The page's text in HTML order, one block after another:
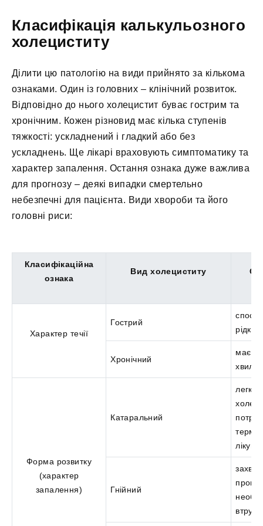
Класифікація калькульозного
холециститу
Ділити цю патологію на види прийнято за кількома
ознаками. Один із головних – клінічний розвиток.
Відповідно до нього холецистит буває гострим та
хронічним. Кожен різновид має кілька ступенів
тяжкості: ускладнений і гладкий або без
ускладнень. Ще лікарі враховують симптоматику та
характер запалення. Остання ознака дуже важлива
для прогнозу – деякі випадки смертельно
небезпечні для пацієнта. Види хвороби та його
головні риси:
Класифікаційна
ознака
Вид холециститу
Характер течії
Гострий
рідко
Хронічний
має
Форма розвитку
(характер
запалення)
Катаральний
легка
Гнійний